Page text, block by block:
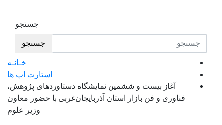
جستجو
جستجو
خـانـه
استارت اپ ها
آغاز بیست و ششمین نمایشگاه دستاوردهای پژوهش،
فناوری و فن بازار استان آذربایجان‌غربی با حضور معاون
وزیر علوم